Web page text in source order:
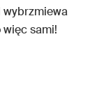
wybrzmiewa
więc sami!